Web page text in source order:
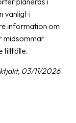
vanligt i
information om
midsommar
tillfälle.
03/11/2026